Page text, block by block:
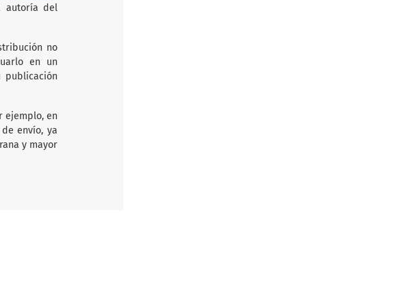
autoría del
no
en un
ejemplo, en
envío, ya
y mayor